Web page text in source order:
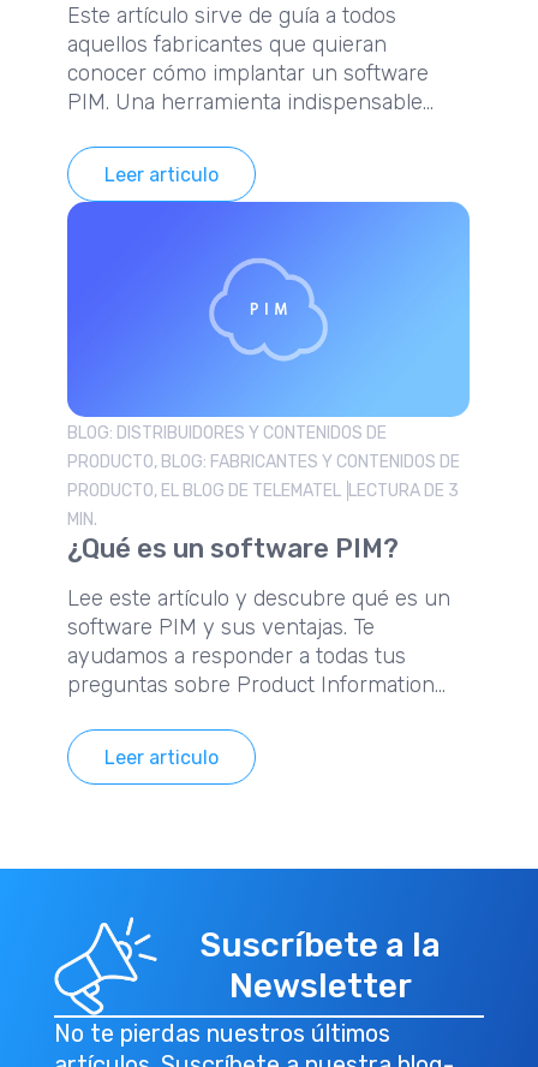
Suscríbete a la
Newsletter
No te pierdas nuestros últimos
Este artículo sirve de guía a todos
aquellos fabricantes que quieran
conocer cómo implantar un software
PIM. Una herramienta indispensable
de producto.
Leer articulo
BLOG: DISTRIBUIDORES Y CONTENIDOS DE
PRODUCTO, BLOG: FABRICANTES Y CONTENIDOS DE
PRODUCTO, EL BLOG DE TELEMATEL LECTURA DE 3
MIN.
¿Qué es un software PIM?
Lee este artículo y descubre qué es un
software PIM y sus ventajas. Te
ayudamos a responder a todas tus
preguntas sobre Product Information
Leer articulo